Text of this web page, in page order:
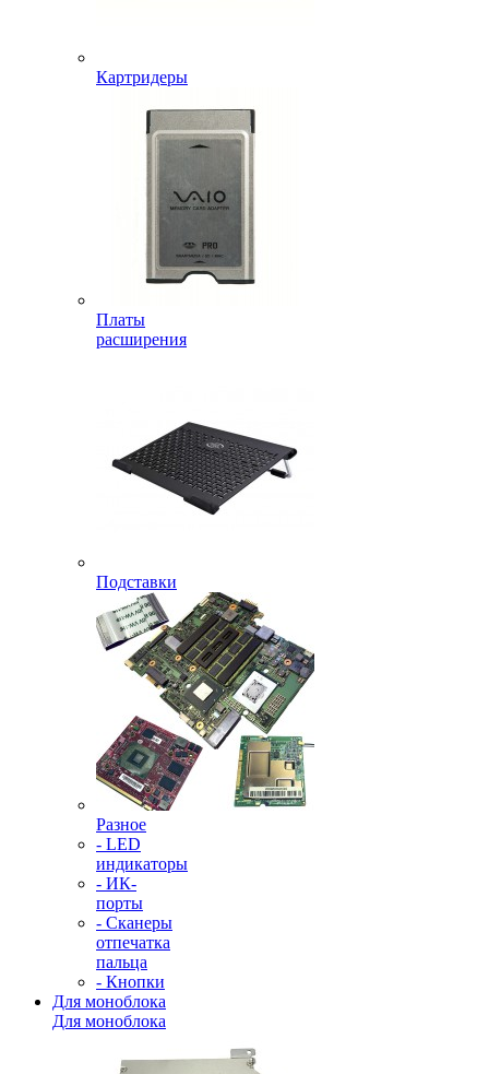
Картридеры
Платы
расширения
Подставки
Разное
- LED
индикаторы
- ИК-
порты
- Сканеры
отпечатка
пальца
- Кнопки
Для моноблока
Для моноблока